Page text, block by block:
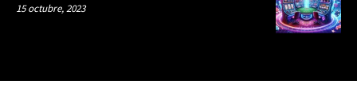
15 octubre, 2023